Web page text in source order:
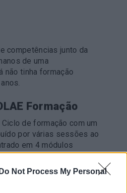
Do Not Process My Personal
competências junto da
de uma
não tinha formação
Formação
de formação com um
por várias sessões ao
em 4 módulos
e Feedback de
e gestão da
de